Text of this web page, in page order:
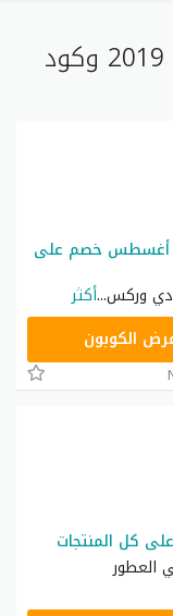
موعد تخفيضات باث اند بودي 2019 وكود
أغسطس خصم على
وركس...أكثر
الكوبون
العطور